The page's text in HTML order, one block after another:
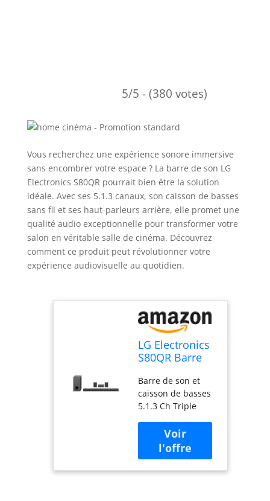
5/5 - (380 votes)
Vous recherchez une expérience sonore immersive
sans encombrer votre espace ? La barre de son LG
Electronics S80QR pourrait bien être la solution
idéale. Avec ses 5.1.3 canaux, son caisson de basses
sans fil et ses haut-parleurs arrière, elle promet une
qualité audio exceptionnelle pour transformer votre
salon en véritable salle de cinéma. Découvrez
comment ce produit peut révolutionner votre
expérience audiovisuelle au quotidien.
LG Electronics
S80QR Barre
canaux avec
caisson de
basses sans fil
et haut-parleur
arrière
Barre de son et
caisson de basses
5.1.3 Ch Triple
Atmos/DTS: X/IMAX
AMÉLIORÉ
Calibrage de pièce
Meridian & AI